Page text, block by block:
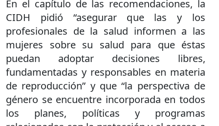
En el capítulo de las recomendaciones, la
CIDH pidió “asegurar que las y los
profesionales de la salud informen a las
mujeres sobre su salud para que éstas
puedan adoptar decisiones libres,
fundamentadas y responsables en materia
de reproducción” y que “la perspectiva de
género se encuentre incorporada en todos
los planes, políticas y programas